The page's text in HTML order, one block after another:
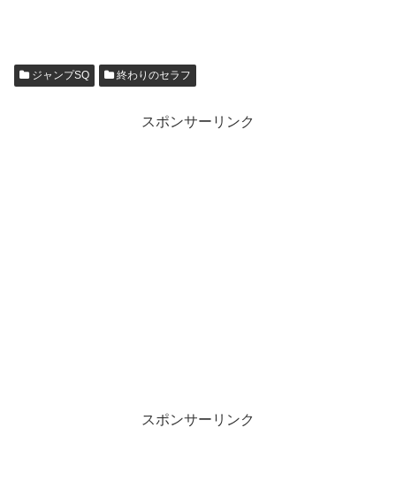
ジャンプSQ 終わりのセラフ
スポンサーリンク
スポンサーリンク